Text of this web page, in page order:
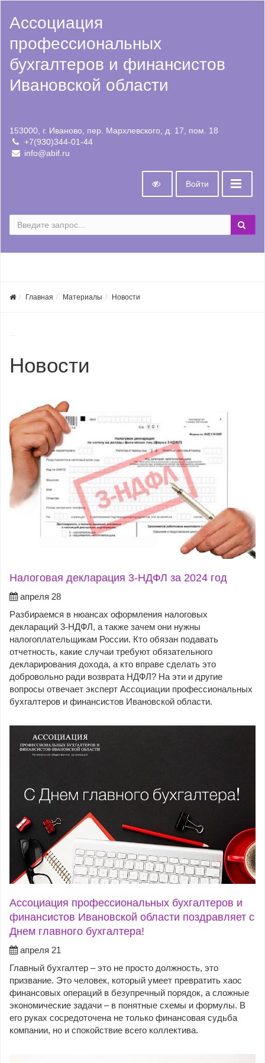
Ассоциация
профессиональных
бухгалтеров и финансистов
Ивановской области
153000, г. Иваново, пер. Мархлевского, д. 17, пом. 18
+7(930)344-01-44
info@abif.ru
Войти
Главная Материалы Новости
Новости
Налоговая декларация 3-НДФЛ за 2024 год
апреля 28
Разбираемся в нюансах оформления налоговых
деклараций 3-НДФЛ, а также зачем они нужны
налогоплательщикам России. Кто обязан подавать
отчетность, какие случаи требуют обязательного
декларирования дохода, а кто вправе сделать это
добровольно ради возврата НДФЛ? На эти и другие
вопросы отвечает эксперт Ассоциации профессиональных
бухгалтеров и финансистов Ивановской области.
Ассоциация профессиональных бухгалтеров и
финансистов Ивановской области поздравляет с
Днем главного бухгалтера!
апреля 21
Главный бухгалтер – это не просто должность, это
призвание. Это человек, который умеет превратить хаос
финансовых операций в безупречный порядок, а сложные
экономические задачи – в понятные схемы и формулы. В
его руках сосредоточена не только финансовая судьба
компании, но и спокойствие всего коллектива.